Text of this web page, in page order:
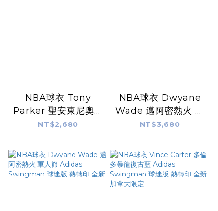
NBA球衣 Tony
Parker 聖安東尼奧馬
刺 迷彩 Adidas
電繡 全新
NT$2,680
NBA球衣 Dwyane
Wade 邁阿密熱火 白
熱 Adidas
電繡 全新 髒污
NT$3,680